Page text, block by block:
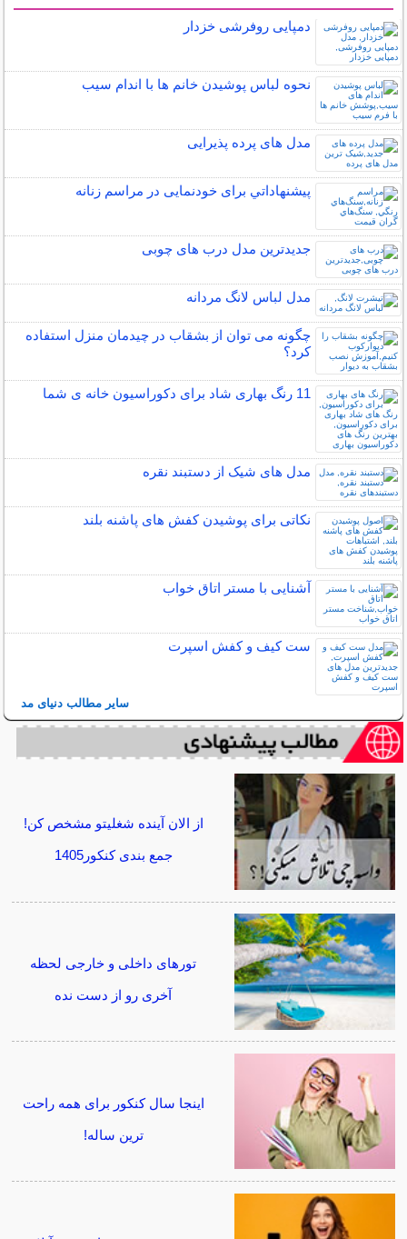
دمپایی روفرشی خزدار
نحوه لباس پوشیدن خانم ها با اندام سیب
مدل های پرده پذیرایی
پيشنهاداتي برای خودنمایی در مراسم زنانه
جدیدترین مدل درب های چوبی
مدل لباس لانگ مردانه
چگونه می توان از بشقاب در چیدمان منزل استفاده
کرد؟
11 رنگ بهاری شاد برای دکوراسیون خانه ی شما
مدل های شیک از دستبند نقره
نکاتی برای پوشیدن کفش های پاشنه بلند
آشنایی با مستر اتاق خواب
ست کیف و کفش اسپرت
سایر مطالب دنیای مد
از الان آینده شغلیتو مشخص کن!
جمع بندی کنکور1405
تورهای داخلی و خارجی لحظه
آخری رو از دست نده
اینجا سال کنکور برای همه راحت
ترین ساله!